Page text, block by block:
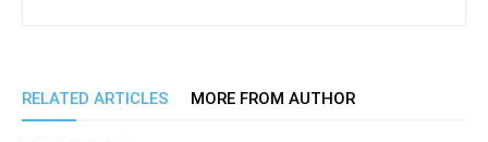
RELATED ARTICLES MORE FROM AUTHOR